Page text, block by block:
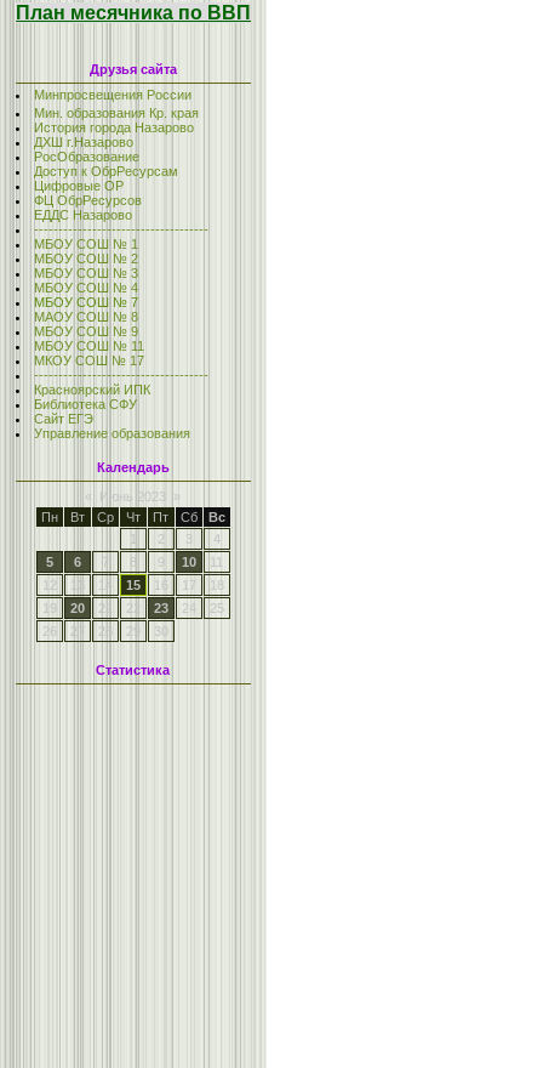
План месячника по ВВП
Друзья сайта
Минпросвещения России
Мин. образования Кр. края
История города Назарово
ДХШ г.Назарово
РосОбразование
Доступ к ОбрРесурсам
Цифровые ОР
ФЦ ОбрРесурсов
ЕДДС Назарово
------------------------------------
МБОУ СОШ № 1
МБОУ СОШ № 2
МБОУ СОШ № 3
МБОУ СОШ № 4
МБОУ СОШ № 7
МАОУ СОШ № 8
МБОУ СОШ № 9
МБОУ СОШ № 11
МКОУ СОШ № 17
------------------------------------
Красноярский ИПК
Библиотека СФУ
Сайт ЕГЭ
Управление образования
Календарь
«
Июнь 2023
»
Пн
Вт Ср Чт Пт Сб
Вс
1
2 3
4
5
6 7 8 9 10
11
12
13 14 15 16 17
18
19
20 21 22 23 24
25
26
27 28 29 30
Статистика